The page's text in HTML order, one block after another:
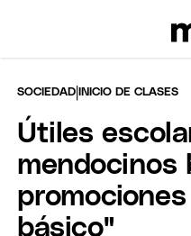
SOCIEDAD | INICIO DE CLASES
Útiles
mendocinos
básico"